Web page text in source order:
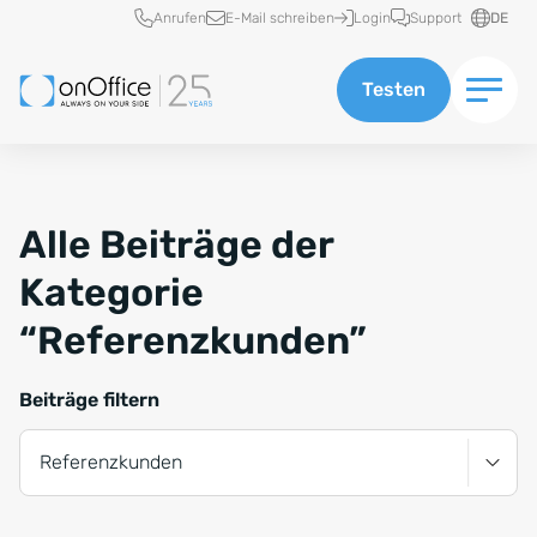
Schnellzugriff
Anrufen E-Mail schreiben Login Support DE
Testen
Alle Beiträge der
Kategorie
“Referenzkunden”
Beiträge filtern